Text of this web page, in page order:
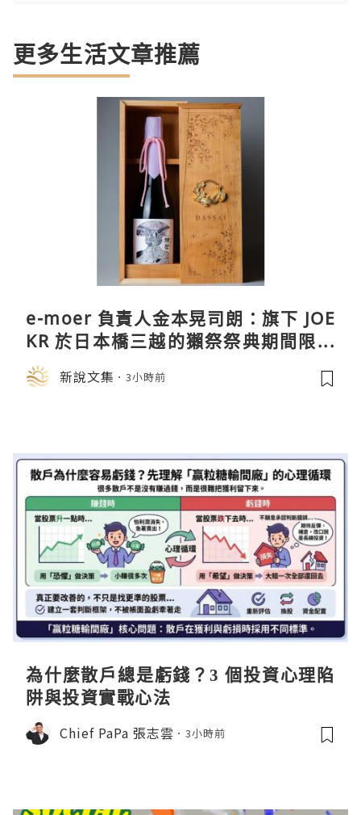
更多生活文章推薦
e-moer 負責人金本晃司朗：旗下 JOE
KR 於日本橋三越的獺祭祭典期間限定
店中，與日伸貴金属的東京銀器工匠一
同參展新說文集 3小時前
為什麼散戶總是虧錢？3 個投資心理陷
阱與投資實戰心法
Chief PaPa 張志雲 3小時前